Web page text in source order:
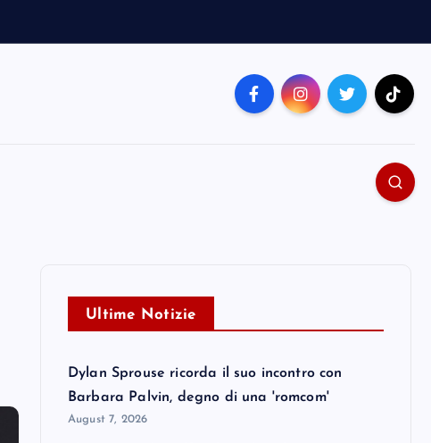
Ultime Notizie
Dylan Sprouse ricorda il suo incontro con
Barbara Palvin, degno di una 'romcom'
August 7, 2026